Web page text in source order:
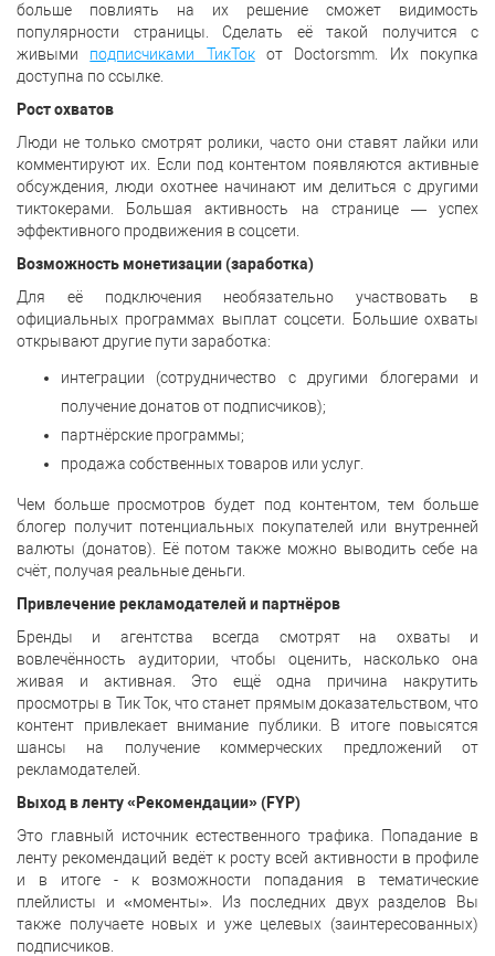
больше повлиять на их решение сможет видимость
популярности страницы. Сделать её такой получится с
живыми подписчиками ТикТокот Doctorsmm. Их покупка
доступна по ссылке.
Рост охватов
Люди не только смотрят ролики, часто они ставят лайки или
комментируют их. Если под контентом появляются активные
обсуждения, люди охотнее начинают им делиться с другими
тиктокерами. Большая активность на странице — успех
эффективного продвижения в соцсети.
Возможность монетизации (заработка)
Для её подключения необязательно участвовать в
официальных программах выплат соцсети. Большие охваты
открывают другие пути заработка:
интеграции (сотрудничество с другими блогерами и
получение донатов от подписчиков);
партнёрские программы;
продажа собственных товаров или услуг.
Чем больше просмотров будет под контентом, тем больше
блогер получит потенциальных покупателей или внутренней
валюты (донатов). Её потом также можно выводить себе на
счёт, получая реальные деньги.
Привлечение рекламодателей и партнёров
Бренды и агентства всегда смотрят на охваты и
вовлечённость аудитории, чтобы оценить, насколько она
живая и активная. Это ещё одна причина накрутить
просмотры в Тик Ток, что станет прямым доказательством, что
контент привлекает внимание публики. В итоге повысятся
шансы на получение коммерческих предложений от
рекламодателей.
Выход в ленту «Рекомендации» (FYP)
Это главный источник естественного трафика. Попадание в
ленту рекомендаций ведёт к росту всей активности в профиле
и в итоге - к возможности попадания в тематические
плейлисты и «моменты». Из последних двух разделов Вы
также получаете новых и уже целевых (заинтересованных)
подписчиков.